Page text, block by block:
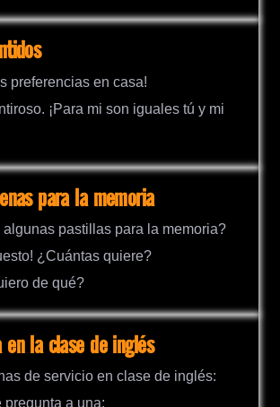
preferencias en casa!
¡Para mi son iguales tú y mi
para la memoria
pastillas para la memoria?
¿Cuántas quiere?
de qué?
en la clase de inglés
de servicio en clase de inglés:
pregunta a una: